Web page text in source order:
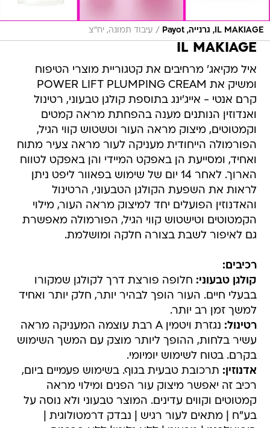
IL MAKIAGE, גרנייה, Payot / עיבוד תמונה, יח"צ
IL MAKIAGE
איל מקיאג' מרחיבים את קטגוריית מוצרי הטיפוח
ומשיק את POWER LIFT PLUMPING CREAM
קרם אנטי - אייג'ינג בתוספת קולגן טבעוני, רטינול
ואנדוזין הנותנים מענה בהפחתת מראה קמטים
וקמטוטים, מיצוק מראה העור וטשטוש קווי הגיל,
הפורמולה הייחודית מעניקה לעור מראה צעיר מתוח
ואחיד, ומסייעת הן באפקט המיידי והן באפקט לטווח
הארוך. לאחר 14 יום של שימוש בפאוור ליפט ניתן
לראות את השפעת הקולגן הטבעוני, הרטינול
והאדנוזין הפועלים יחד למיצוק מראה העור, מילוי
הקמטוטים וטישטוש קווי הגיל, הפורמולה מאפשרת
גם לאיפור לשבת בצורה חלקה ומושלמת.
רכיבים:
קולגן טבעוני: חלופה פורצת דרך לקולגן שמקורו
בבעלי חיים. העור הופך לבהיר יותר, חלק יותר ואחיד
למשך זמן רב יותר.
רטינול:
נגזרת ויטמין A רבת עוצמה המעניקה מראה
עשיר בלחות, ההופך ליותר מוצק עם המשך השימוש
בקרם. בטוח לשימוש יומיומי.
אדנוזין: תרכובת טבעית בגוף. בשימוש פעמיים ביום,
רכיב זה יאפשר מיצוק עור הפנים ומילוי מראה
קמטוטים וקווים עדינים. המוצר טבעוני ולא נוסה על
בע"ח | מתאים לעור רגיש | נבדק דרמטולוגית |